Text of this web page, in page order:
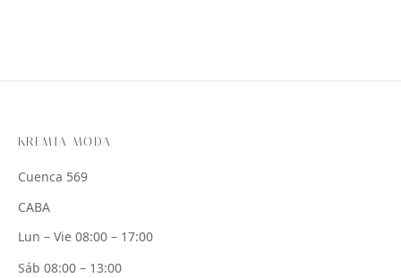
KREMIA MODA
Cuenca 569
CABA
Lun – Vie 08:00 – 17:00
Sáb 08:00 – 13:00